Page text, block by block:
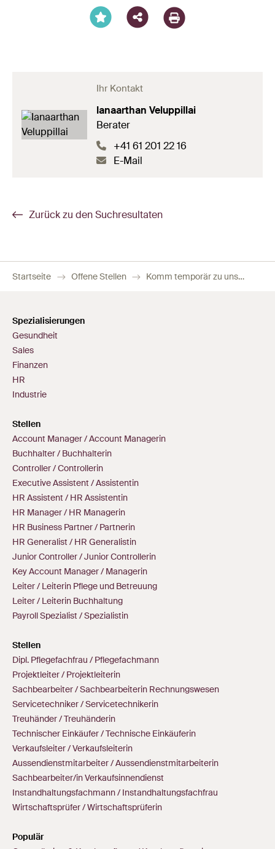
Ihr Kontakt
Ianaarthan Veluppillai
Berater
+41 61 201 22 16
E-Mail
Zurück zu den Suchresultaten
Startseite Offene Stellen Komm temporär zu uns – und bleib, wenn’s passt! Fachfrau / Fachmann Gesundheit (60–100%)
Spezialisierungen
Gesundheit
Sales
Finanzen
HR
Industrie
Stellen
Account Manager / Account Managerin
Buchhalter / Buchhalterin
Controller / Controllerin
Executive Assistent / Assistentin
HR Assistent / HR Assistentin
HR Manager / HR Managerin
HR Business Partner / Partnerin
HR Generalist / HR Generalistin
Junior Controller / Junior Controllerin
Key Account Manager / Managerin
Leiter / Leiterin Pflege und Betreuung
Leiter / Leiterin Buchhaltung
Payroll Spezialist / Spezialistin
Stellen
Dipl. Pflegefachfrau / Pflegefachmann
Projektleiter / Projektleiterin
Sachbearbeiter / Sachbearbeiterin Rechnungswesen
Servicetechniker / Servicetechnikerin
Treuhänder / Treuhänderin
Technischer Einkäufer / Technische Einkäuferin
Verkaufsleiter / Verkaufsleiterin
Aussendienstmitarbeiter / Aussendienstmitarbeiterin
Sachbearbeiter/in Verkaufsinnendienst
Instandhaltungsfachmann / Instandhaltungsfachfrau
Wirtschaftsprüfer / Wirtschaftsprüferin
Populär